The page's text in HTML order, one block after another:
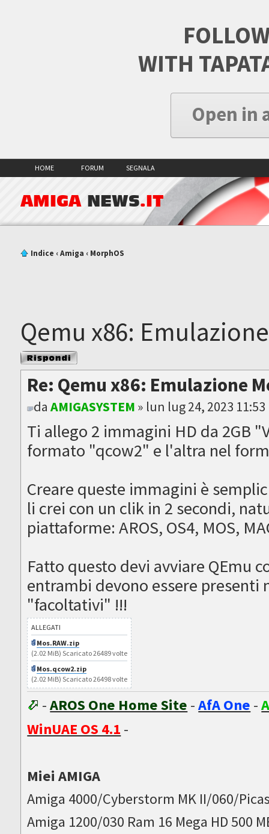
WITH
Open in
HOME FORUM SEGNALA
AMIGA NEWS.IT
Indice ‹Amiga ‹ MorphOS
Qemu x86:
Rispondi al
messaggio
Re: Qemu x86: Emulazione
daAMIGASYSTEM » lun lug 24, 2023
Ti allego 2 immagini HD da 2GB
formato "qcow2" e l'altra nel
Creare queste immagini è
li crei con un clik in 2 secondi,
piattaforme: AROS, OS4, MOS,
Fatto questo devi avviare QEmu
entrambi devono essere
"facoltativi" !!!
ALLEGATI
Mos.RAW.zip
(2.02 MiB) Scaricato 26489 volte
Mos.qcow2.zip
(2.02 MiB) Scaricato 26498 volte
-AROS One Home Site -AfA One -
WinUAE OS 4.1 -
Miei AMIGA
Amiga 4000/Cyberstorm MK II/060/
Amiga 1200/030 Ram 16 Mega HD 500